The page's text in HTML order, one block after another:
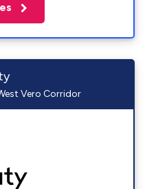
Vero Corridor